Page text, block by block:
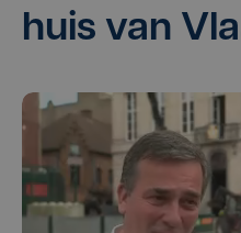
huis van